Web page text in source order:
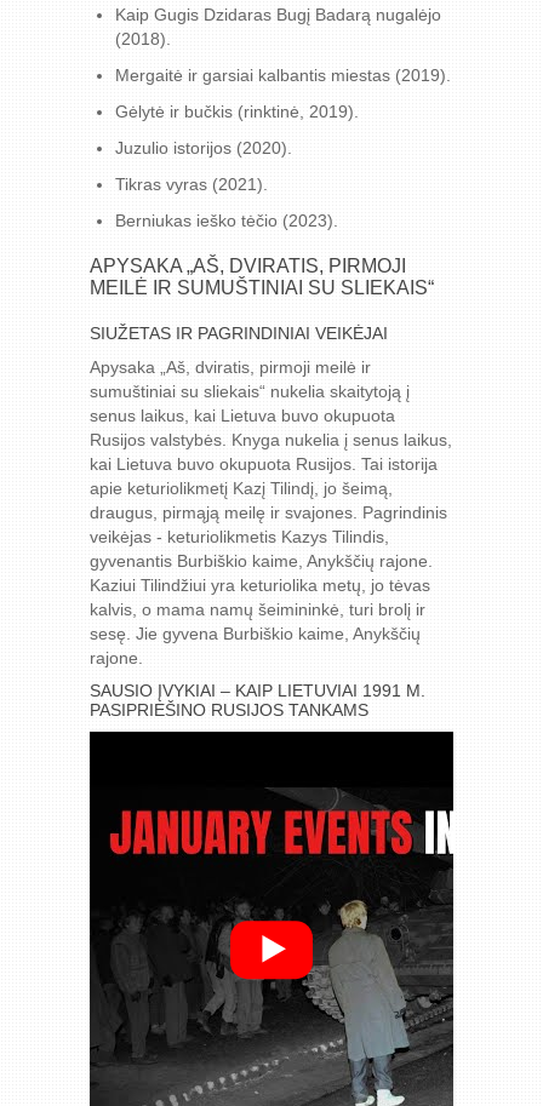
Kaip Gugis Dzidaras Bugį Badarą nugalėjo
(2018).
Mergaitė ir garsiai kalbantis miestas (2019).
Gėlytė ir bučkis (rinktinė, 2019).
Juzulio istorijos (2020).
Tikras vyras (2021).
Berniukas ieško tėčio (2023).
APYSAKA „AŠ, DVIRATIS, PIRMOJI
MEILĖ IR SUMUŠTINIAI SU SLIEKAIS“
SIUŽETAS IR PAGRINDINIAI VEIKĖJAI
Apysaka „Aš, dviratis, pirmoji meilė ir
sumuštiniai su sliekais“ nukelia skaitytoją į
senus laikus, kai Lietuva buvo okupuota
Rusijos valstybės. Knyga nukelia į senus laikus,
kai Lietuva buvo okupuota Rusijos. Tai istorija
apie keturiolikmetį Kazį Tilindį, jo šeimą,
draugus, pirmąją meilę ir svajones. Pagrindinis
veikėjas - keturiolikmetis Kazys Tilindis,
gyvenantis Burbiškio kaime, Anykščių rajone.
Kaziui Tilindžiui yra keturiolika metų, jo tėvas
kalvis, o mama namų šeimininkė, turi brolį ir
sesę. Jie gyvena Burbiškio kaime, Anykščių
rajone.
SAUSIO ĮVYKIAI – KAIP LIETUVIAI 1991 M.
PASIPRIEŠINO RUSIJOS TANKAMS